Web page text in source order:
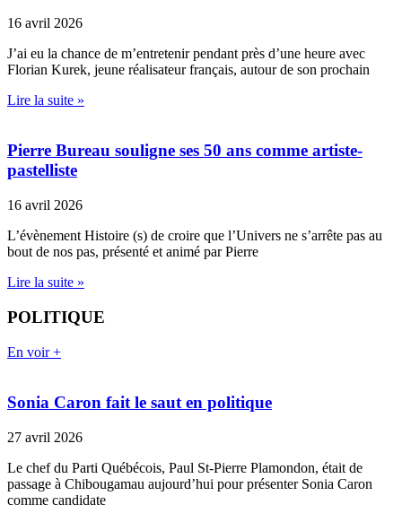
16 avril 2026
J’ai eu la chance de m’entretenir pendant près d’une heure avec
Florian Kurek, jeune réalisateur français, autour de son prochain
Lire la suite »
Pierre Bureau souligne ses 50 ans comme artiste-
pastelliste
16 avril 2026
L’évènement Histoire (s) de croire que l’Univers ne s’arrête pas au
bout de nos pas, présenté et animé par Pierre
Lire la suite »
POLITIQUE
En voir +
Sonia Caron fait le saut en politique
27 avril 2026
Le chef du Parti Québécois, Paul St-Pierre Plamondon, était de
passage à Chibougamau aujourd’hui pour présenter Sonia Caron
comme candidate